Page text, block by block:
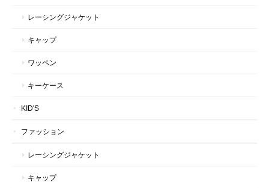
レーシングジャケット
キャップ
ワッペン
キーケース
KID'S
ファッション
レーシングジャケット
キャップ